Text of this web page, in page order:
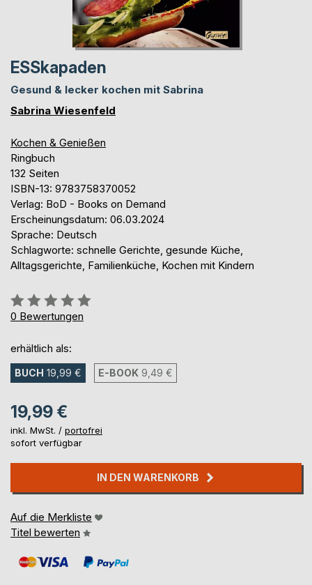
ESSkapaden
Gesund & lecker kochen mit Sabrina
Sabrina Wiesenfeld
Kochen & Genießen
Ringbuch
132 Seiten
ISBN-13: 9783758370052
Verlag: BoD - Books on Demand
Erscheinungsdatum: 06.03.2024
Sprache: Deutsch
Schlagworte: schnelle Gerichte, gesunde Küche,
Alltagsgerichte, Familienküche, Kochen mit Kindern
Bewertung::
0%
0 Bewertungen
erhältlich als:
BUCH 19,99 € E-BOOK 9,49 €
19,99 €
inkl. MwSt. / portofrei
sofort verfügbar
IN DEN WARENKORB
Auf die Merkliste
Titel bewerten